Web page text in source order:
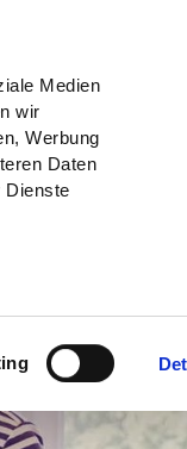
Medien
wir
Werbung
Daten
Dienste